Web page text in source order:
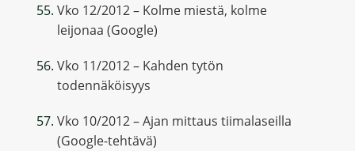
Vko 12/2012 – Kolme miestä, kolme
leijonaa (Google)
Vko 11/2012 – Kahden tytön
todennäköisyys
Vko 10/2012 – Ajan mittaus tiimalaseilla
(Google-tehtävä)